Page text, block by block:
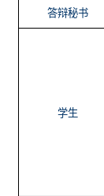
答辩秘书
学生